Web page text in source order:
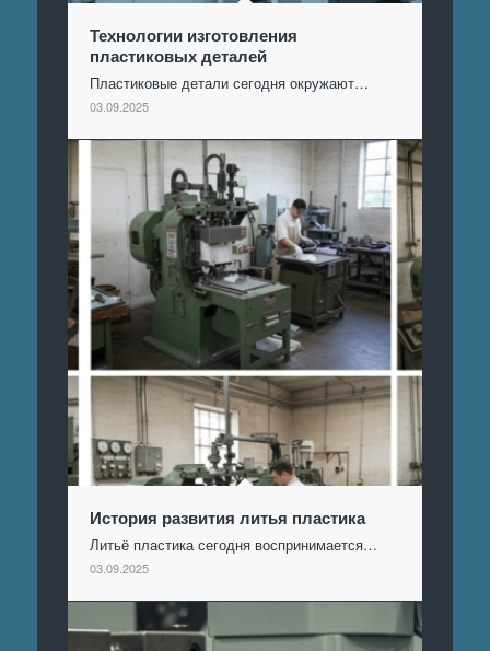
Технологии изготовления
пластиковых деталей
Пластиковые детали сегодня окружают…
03.09.2025
История развития литья пластика
Литьё пластика сегодня воспринимается…
03.09.2025